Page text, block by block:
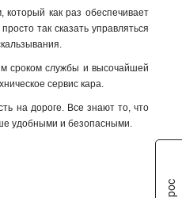
как раз обеспечивает
так сказать управляться
.
сроком службы и высочайшей
сервис кара.
на дороге. Все знают то, что
удобными и безопасными.